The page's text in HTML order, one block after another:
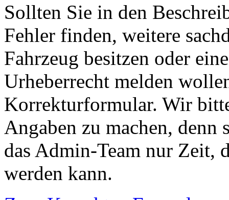
Sollten Sie in den
Fehler finden, weitere
Fahrzeug besitzen oder
Urheberrecht melden
Korrekturformular. Wir
Angaben zu machen,
das Admin-Team nur Zeit,
werden kann.